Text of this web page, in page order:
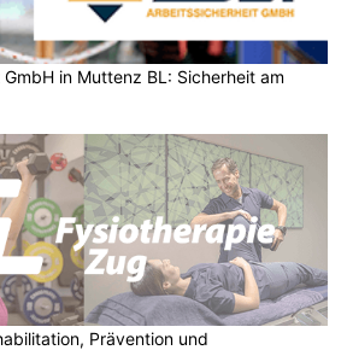
in Muttenz BL: Sicherheit am
Prävention und